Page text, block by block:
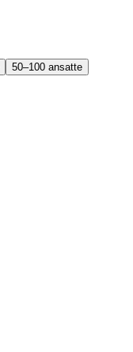
50–100 ansatte